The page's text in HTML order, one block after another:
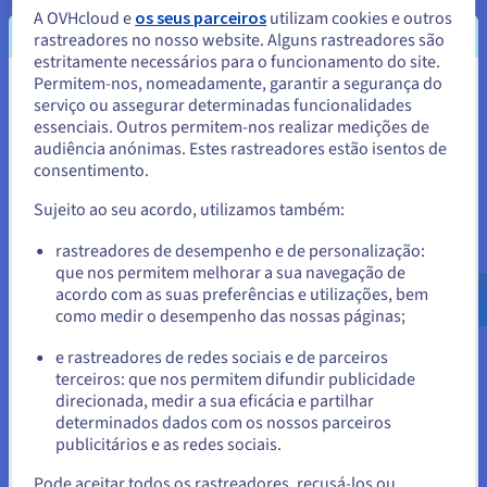
redes.
O IPv6 na prática: o que é preciso
saber
Além dos aspetos técnicos e dos benefícios de rede, há alguns
pontos práticos que merecem ser clarificados para melhor
compreender como o IPv6 se integra no seu ambiente digital
no quotidiano.
O IPv6 está ativado por predefinição na
maioria dos sistemas
A maioria dos sistemas operativos recentes (Windows,
macOS, Linux, Android, iOS) suportam IPv6 sem
configuração particular. Geralmente, é possível
consultar os parâmetros de rede do seu dispositivo para
verificar a presença de um endereço IPv6 ou executar
Parece que está localizado em
Estados Unidos.
Para encomendar a partir de Estados Unidos, terá de consultar e
Aceder ao website do Estados Unidos
us.ovhcloud.com/
Inglês USD - $
ou
Ficar no website atual
Selecionar outro website
A OVHcloud e os seus parceiros utilizam cookies e outros
rastreadores no nosso website. Alguns rastreadores são
estritamente necessários para o funcionamento do site.
Permitem-nos, nomeadamente, garantir a segurança do
serviço ou assegurar determinadas funcionalidades
essenciais. Outros permitem-nos realizar medições de
audiência anónimas. Estes rastreadores estão isentos de
consentimento.
Sujeito ao seu acordo, utilizamos também:
rastreadores de desempenho e de personalização:
que nos permitem melhorar a sua navegação de
acordo com as suas preferências e utilizações, bem
como medir o desempenho das nossas páginas;
e rastreadores de redes sociais e de parceiros
terceiros: que nos permitem difundir publicidade
direcionada, medir a sua eficácia e partilhar
determinados dados com os nossos parceiros
publicitários e as redes sociais.